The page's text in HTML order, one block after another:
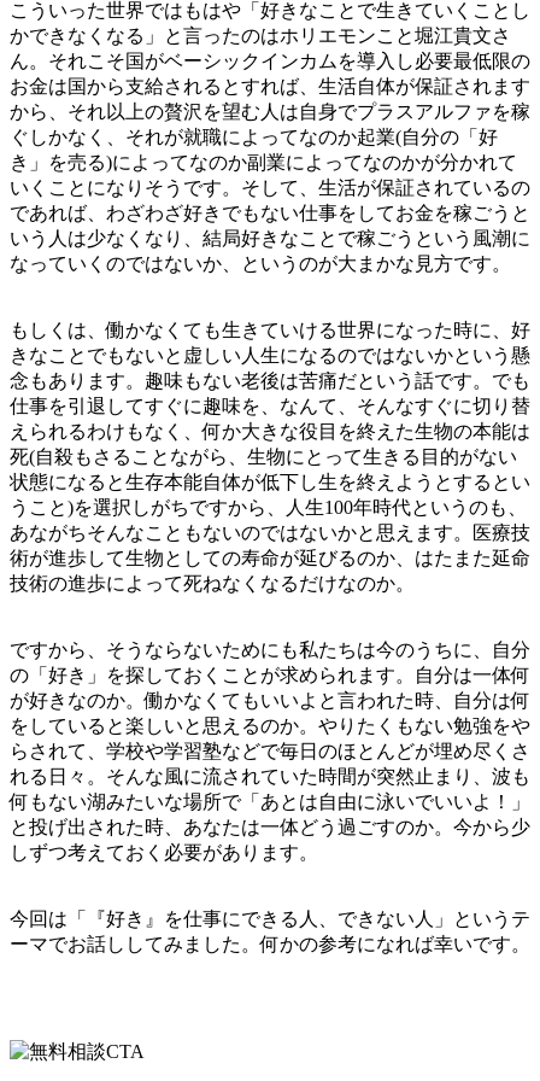
こういった世界ではもはや「好きなことで生きていくことし
かできなくなる」と言ったのはホリエモンこと堀江貴文さ
ん。それこそ国がベーシックインカムを導入し必要最低限の
お金は国から支給されるとすれば、生活自体が保証されます
から、それ以上の贅沢を望む人は自身でプラスアルファを稼
ぐしかなく、それが就職によってなのか起業(自分の「好
き」を売る)によってなのか副業によってなのかが分かれて
いくことになりそうです。そして、生活が保証されているの
であれば、わざわざ好きでもない仕事をしてお金を稼ごうと
いう人は少なくなり、結局好きなことで稼ごうという風潮に
なっていくのではないか、というのが大まかな見方です。
もしくは、働かなくても生きていける世界になった時に、好
きなことでもないと虚しい人生になるのではないかという懸
念もあります。趣味もない老後は苦痛だという話です。でも
仕事を引退してすぐに趣味を、なんて、そんなすぐに切り替
えられるわけもなく、何か大きな役目を終えた生物の本能は
死(自殺もさることながら、生物にとって生きる目的がない
状態になると生存本能自体が低下し生を終えようとするとい
うこと)を選択しがちですから、人生100年時代というのも、
あながちそんなこともないのではないかと思えます。医療技
術が進歩して生物としての寿命が延びるのか、はたまた延命
技術の進歩によって死ねなくなるだけなのか。
ですから、そうならないためにも私たちは今のうちに、自分
の「好き」を探しておくことが求められます。自分は一体何
が好きなのか。働かなくてもいいよと言われた時、自分は何
をしていると楽しいと思えるのか。やりたくもない勉強をや
らされて、学校や学習塾などで毎日のほとんどが埋め尽くさ
れる日々。そんな風に流されていた時間が突然止まり、波も
何もない湖みたいな場所で「あとは自由に泳いでいいよ！」
と投げ出された時、あなたは一体どう過ごすのか。今から少
しずつ考えておく必要があります。
今回は「『好き』を仕事にできる人、できない人」というテ
ーマでお話ししてみました。何かの参考になれば幸いです。